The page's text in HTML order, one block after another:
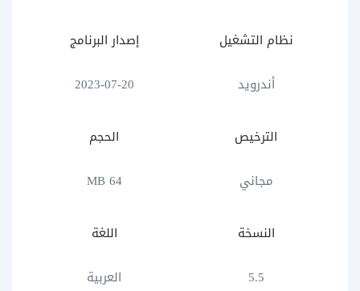
نظام التشغيل
أندرويد
إصدار البرنامج
2023-07-20
الترخيص
مجاني
الحجم
64 MB
النسخة
5.5
اللغة
العربية